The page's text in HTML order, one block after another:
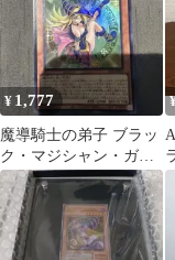
¥ 1,777
魔導騎士の弟子 ブラッ
ク・マジシャン・ガー
ル UR